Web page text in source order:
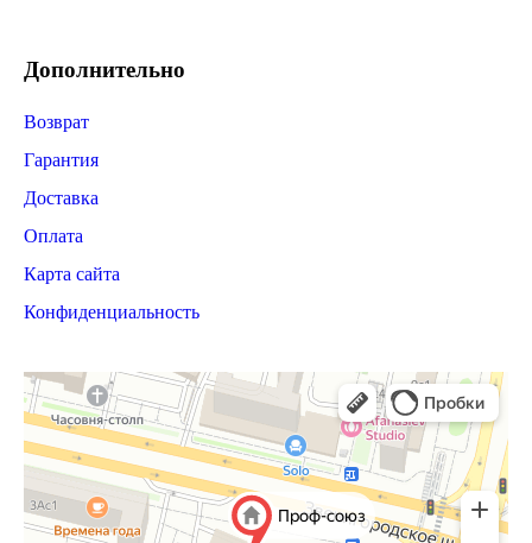
Дополнительно
Возврат
Гарантия
Доставка
Оплата
Карта сайта
Конфиденциальность